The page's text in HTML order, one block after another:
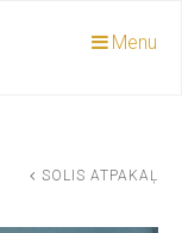
Menu
SOLIS ATPAKAĻ